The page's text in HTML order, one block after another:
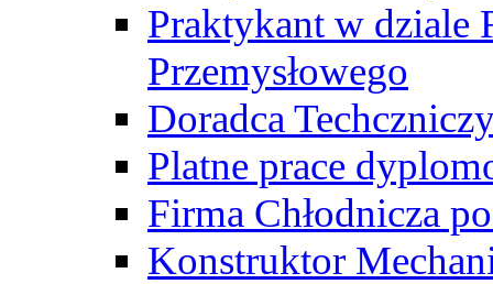
Praktykant w dziale
Przemysłowego
Doradca
Platne prace
Firma Chłodnicza
Konstruktor